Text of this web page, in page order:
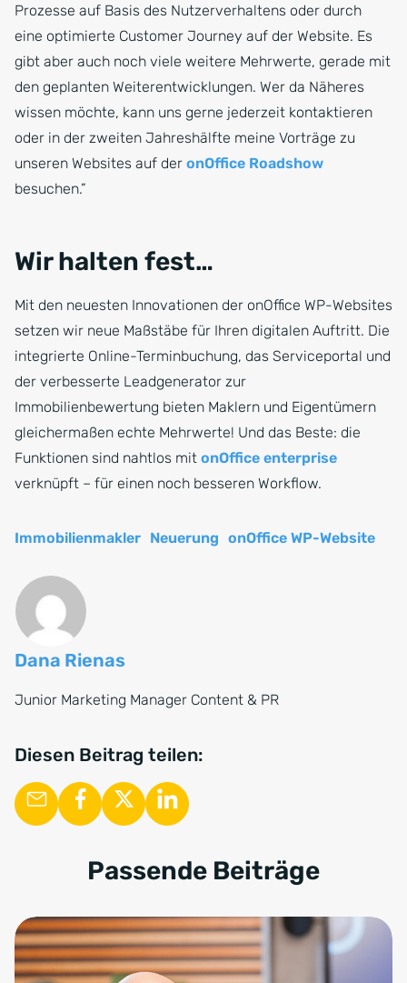
Prozesse auf Basis des Nutzerverhaltens oder durch
eine optimierte Customer Journey auf der Website. Es
gibt aber auch noch viele weitere Mehrwerte, gerade mit
den geplanten Weiterentwicklungen. Wer da Näheres
wissen möchte, kann uns gerne jederzeit kontaktieren
oder in der zweiten Jahreshälfte meine Vorträge zu
unseren Websites auf der onOffice Roadshow
besuchen.”
Wir halten fest…
Mit den neuesten Innovationen der onOffice WP-Websites
setzen wir neue Maßstäbe für Ihren digitalen Auftritt. Die
integrierte Online-Terminbuchung, das Serviceportal und
der verbesserte Leadgenerator zur
Immobilienbewertung bieten Maklern und Eigentümern
gleichermaßen echte Mehrwerte! Und das Beste: die
Funktionen sind nahtlos mit onOffice enterprise
verknüpft – für einen noch besseren Workflow.
Immobilienmakler Neuerung onOffice WP-Website
Dana Rienas
Junior Marketing Manager Content & PR
Diesen Beitrag teilen:
Passende Beiträge